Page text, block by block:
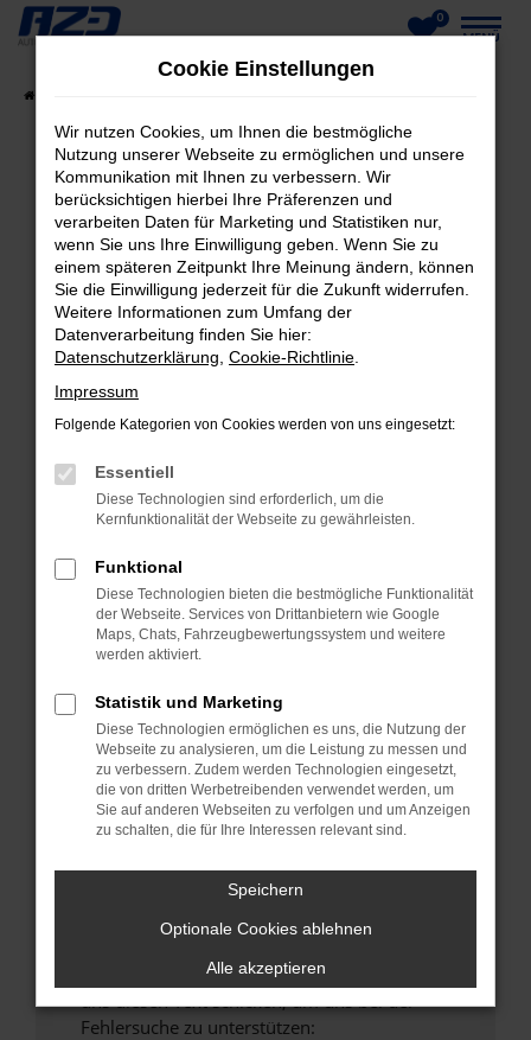
Zum
springen
0
MENÜ
FEHLER: NETWORK ERROR
Beim Laden ist ein Fehler aufgetreten.
Hier sind ein paar Tipps, die dir helfen können:
Überprüfe deine Firewall und deine
Internetverbindung.
Laden andere Webseiten, zum Beispiel deine
Suchmaschine?
Manche Erweiterungen, wie Werbeblocker,
können das Laden bestimmter Seiten
verhindern. Funktioniert die Seite in einem
anderen Browser oder in einem privaten
Fenster?
Starte dein Gerät neu.
Das kann manchmal helfen, vorübergehende
Stelle sicher, dass dein Browser und dein
Betriebssystem auf dem neuesten Stand
sind.
Veraltete Software birgt nicht nur ein
Sicherheitsrisiko, sondern kann auch dazu
führen, dass bestimmte Funktionen nicht mehr
Wende dich an den Webseitenbetreiber.
Wenn du alle oben genannten Schritte versucht
versuchen, das Problem zu beheben. Du kannst
uns diesen Text schicken, um uns bei der
Fehlersuche zu unterstützen:
Cookie Einstellungen
Wir nutzen Cookies, um Ihnen die bestmögliche
Nutzung unserer Webseite zu ermöglichen und unsere
Kommunikation mit Ihnen zu verbessern. Wir
berücksichtigen hierbei Ihre Präferenzen und
verarbeiten Daten für Marketing und Statistiken nur,
wenn Sie uns Ihre Einwilligung geben. Wenn Sie zu
einem späteren Zeitpunkt Ihre Meinung ändern, können
Sie die Einwilligung jederzeit für die Zukunft widerrufen.
Weitere Informationen zum Umfang der
Datenverarbeitung finden Sie hier:
Datenschutzerklärung Cookie-Richtlinie
Impressum
Folgende Kategorien von Cookies werden von uns eingesetzt:
Essentiell
Diese Technologien sind erforderlich, um die
Kernfunktionalität der Webseite zu gewährleisten.
Funktional
Diese Technologien bieten die bestmögliche Funktionalität
der Webseite. Services von Drittanbietern wie Google
Maps, Chats, Fahrzeugbewertungssystem und weitere
werden aktiviert.
Statistik und Marketing
Diese Technologien ermöglichen es uns, die Nutzung der
Webseite zu analysieren, um die Leistung zu messen und
zu verbessern. Zudem werden Technologien eingesetzt,
die von dritten Werbetreibenden verwendet werden, um
Sie auf anderen Webseiten zu verfolgen und um Anzeigen
zu schalten, die für Ihre Interessen relevant sind.
Speichern
Optionale Cookies ablehnen
Alle akzeptieren